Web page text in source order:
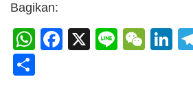
Bagikan:
WhatsApp
Facebook
X Line